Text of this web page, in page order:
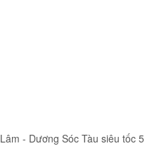
- Dương Sóc Tàu siêu tốc 5